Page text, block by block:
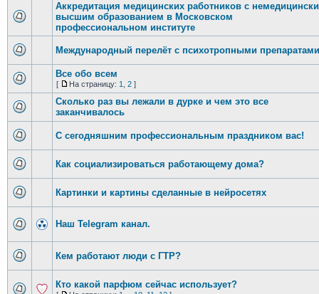
Аккредитация медицинских работников с
высшим образованием в Московском
профессиональном институте
Международный перелёт с психотропными препаратами
Все обо всем
[ На страницу: 1 2]
Сколько раз вы лежали в дурке и чем это все
заканчивалось
С сегодняшним профессиональным праздником вас!
Как социализироваться работающему дома?
Картинки и картины сделанные в нейросетях
Наш Telegram канал.
Кем работают люди с ГТР?
Кто какой парфюм сейчас использует?